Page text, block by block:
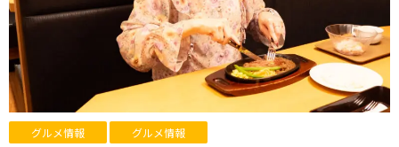
グルメ情報 グルメ情報